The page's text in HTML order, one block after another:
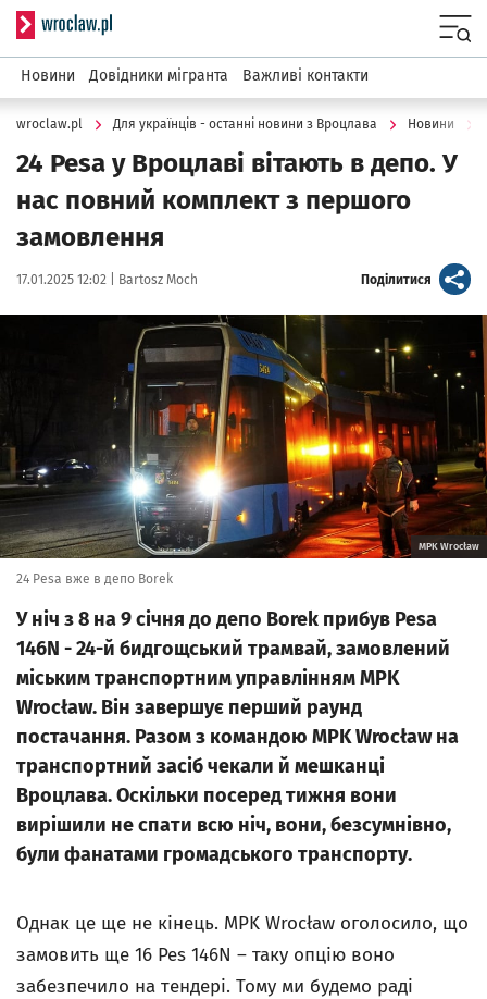
Serwis informacyjny wroclaw.pl
Новини Довідники мігранта Важливі контакти
wroclaw.pl Для українців - останні новини з Вроцлава Новини
24 Pesa у Вроцлаві вітають в депо. У
нас повний комплект з першого
замовлення
Data publikacji:
17.01.2025 12:02 | Autor:
Bartosz Moch Поділитися artykuł
Kliknij, aby powiększyć
MPK Wrocław
24 Pesa вже в депо Borek
У ніч з 8 на 9 січня до депо Borek прибув Pesa
146N - 24-й бидгощський трамвай, замовлений
міським транспортним управлінням MPK
Wrocław. Він завершує перший раунд
постачання. Разом з командою MPK Wrocław на
транспортний засіб чекали й мешканці
Вроцлава. Оскільки посеред тижня вони
вирішили не спати всю ніч, вони, безсумнівно,
були фанатами громадського транспорту.
Однак це ще не кінець. MPK Wrocław оголосило, що
замовить ще 16 Pes 146N – таку опцію воно
забезпечило на тендері. Тому ми будемо раді